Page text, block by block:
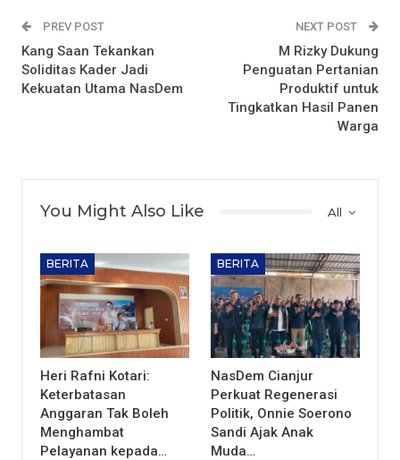
PREV POST
Kang Saan Tekankan
Soliditas Kader Jadi
Kekuatan Utama NasDem
NEXT POST
M Rizky Dukung
Penguatan Pertanian
Produktif untuk
Tingkatkan Hasil Panen
Warga
All
You Might Also Like
BERITA
Heri Rafni Kotari:
Keterbatasan
Anggaran Tak Boleh
Menghambat
Pelayanan kepada…
BERITA
NasDem Cianjur
Perkuat Regenerasi
Politik, Onnie Soerono
Sandi Ajak Anak
Muda…